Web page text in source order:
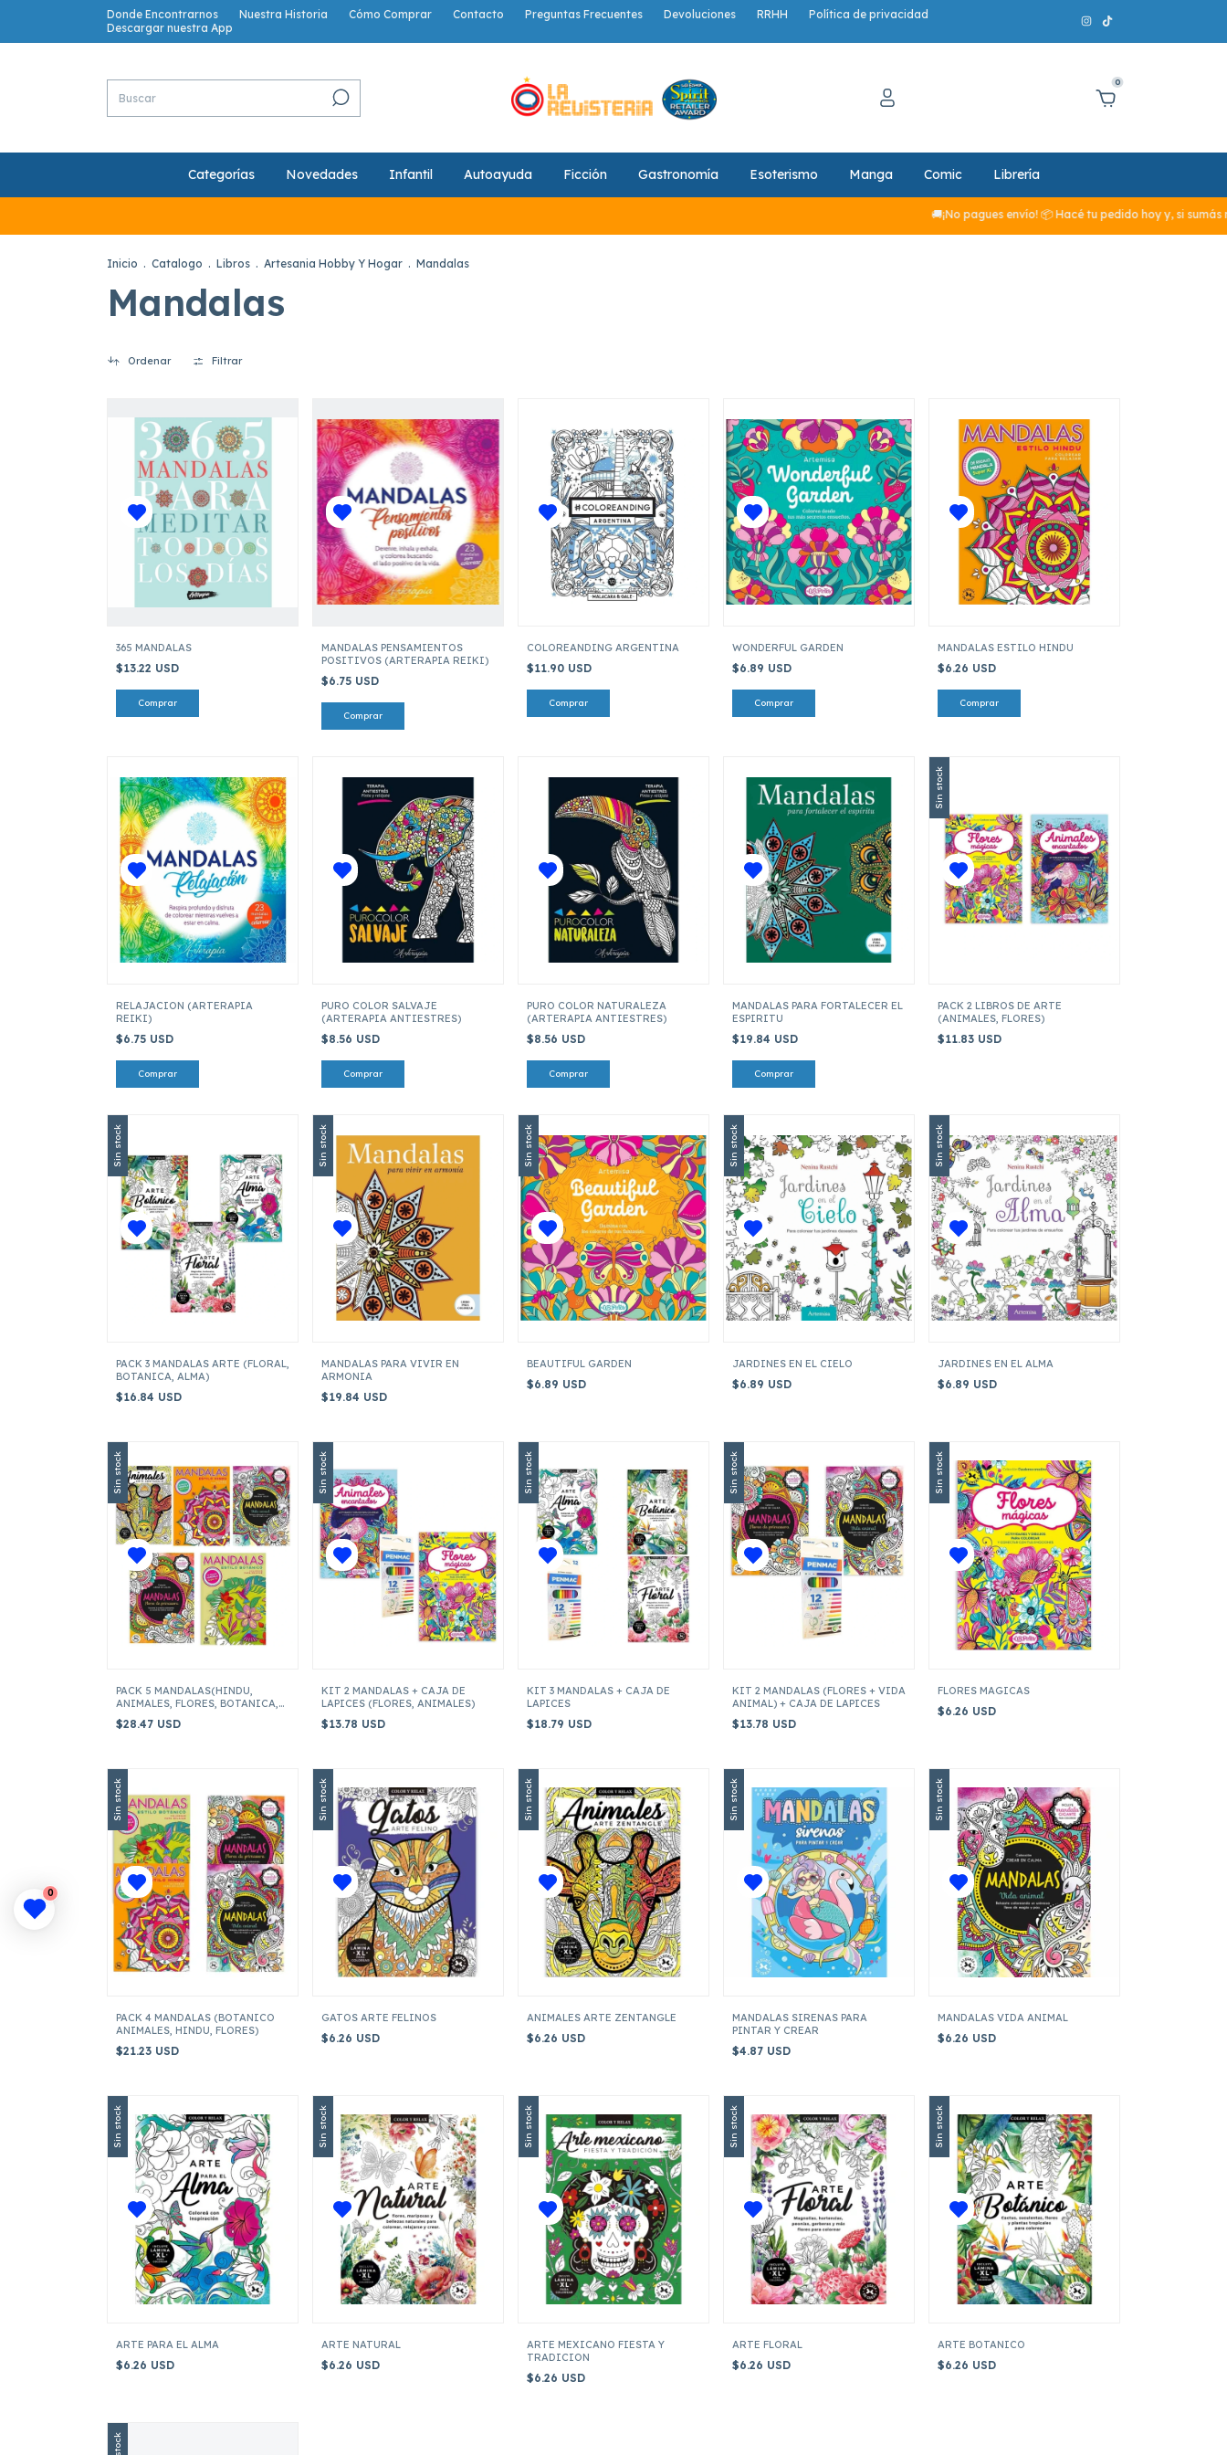
Donde Encontrarnos Nuestra Historia Cómo Comprar Contacto Preguntas Frecuentes Devoluciones RRHH
Política de privacidad
Descargar nuestra App
0
Categorías Novedades Infantil Autoayuda Ficción Gastronomía Esoterismo Manga Comic Librería
🚚¡No pagues envío! 📦 Hacé tu pedido hoy y, si sumás más de
Inicio . Catalogo . Libros . Artesania Hobby Y Hogar . Mandalas
Mandalas
Ordenar Filtrar
365 MANDALAS
$13.22 USD
MANDALAS PENSAMIENTOS
POSITIVOS (ARTERAPIA REIKI)
$6.75 USD
COLOREANDING ARGENTINA
$11.90 USD
WONDERFUL GARDEN
$6.89 USD
MANDALAS ESTILO HINDU
$6.26 USD
RELAJACION (ARTERAPIA
REIKI)
$6.75 USD
PURO COLOR SALVAJE
(ARTERAPIA ANTIESTRES)
$8.56 USD
PURO COLOR NATURALEZA
(ARTERAPIA ANTIESTRES)
$8.56 USD
MANDALAS PARA FORTALECER EL
ESPIRITU
$19.84 USD
Sin stock
PACK 2 LIBROS DE ARTE
(ANIMALES, FLORES)
$11.83 USD
Sin stock
PACK 3 MANDALAS ARTE (FLORAL,
BOTANICA, ALMA)
$16.84 USD
Sin stock
MANDALAS PARA VIVIR EN
ARMONIA
$19.84 USD
Sin stock
BEAUTIFUL GARDEN
$6.89 USD
Sin stock
JARDINES EN EL CIELO
$6.89 USD
Sin stock
JARDINES EN EL ALMA
$6.89 USD
Sin stock
PACK 5 MANDALAS(HINDU,
ANIMALES, FLORES, BOTANICA,
$28.47 USD
Sin stock
KIT 2 MANDALAS + CAJA DE
LAPICES (FLORES, ANIMALES)
$13.78 USD
Sin stock
KIT 3 MANDALAS + CAJA DE
LAPICES
$18.79 USD
Sin stock
KIT 2 MANDALAS (FLORES + VIDA
ANIMAL) + CAJA DE LAPICES
$13.78 USD
Sin stock
FLORES MAGICAS
$6.26 USD
Sin stock
PACK 4 MANDALAS (BOTANICO
ANIMALES, HINDU, FLORES)
$21.23 USD
Sin stock
GATOS ARTE FELINOS
$6.26 USD
Sin stock
ANIMALES ARTE ZENTANGLE
$6.26 USD
Sin stock
MANDALAS SIRENAS PARA
PINTAR Y CREAR
$4.87 USD
Sin stock
MANDALAS VIDA ANIMAL
$6.26 USD
Sin stock
ARTE PARA EL ALMA
$6.26 USD
Sin stock
ARTE NATURAL
$6.26 USD
Sin stock
ARTE MEXICANO FIESTA Y
TRADICION
$6.26 USD
Sin stock
ARTE FLORAL
$6.26 USD
Sin stock
ARTE BOTANICO
$6.26 USD
0